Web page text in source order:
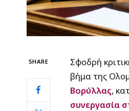
SHARE
Σφοδρή
βήμα της
Βορύλλας,
συνεργασία